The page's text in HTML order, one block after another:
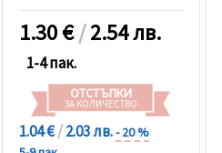
1.30€/2.54 лв.
1-4 пак.
ОТСТЪПКИ
ЗА КОЛИЧЕСТВО
1.04 €/2.03 лв.- 20 %